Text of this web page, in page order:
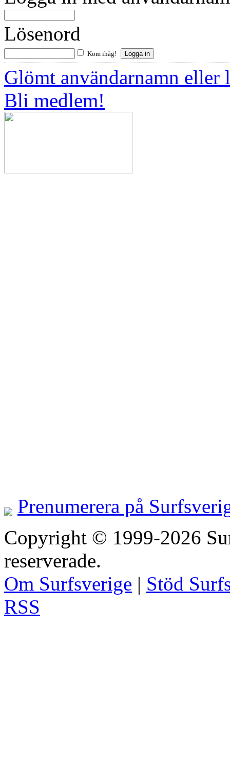
Lösenord
Kom ihåg!
Glömt användarnamn eller
Bli medlem!
Prenumerera på
Copyright © 1999-2026
reserverade.
Om Surfsverige | Stöd
RSS